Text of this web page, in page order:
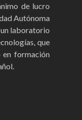
de lucro
Autónoma
un laboratorio
que
en formación